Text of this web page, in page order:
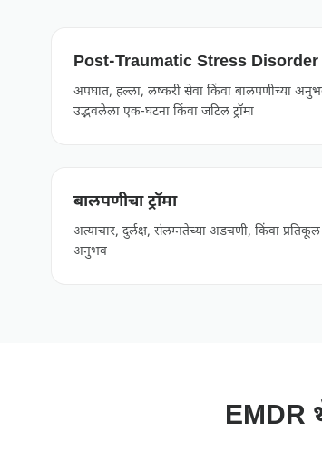
Post-Traumatic Stress Disorder
अपघात, हल्ला, लष्करी सेवा किंवा बालपणीच्या
उद्भवलेला एक-घटना किंवा जटिल ट्रॉमा
बालपणीचा ट्रॉमा
अत्याचार, दुर्लक्ष, संलग्नतेच्या अडचणी, किंवा
अनुभव
EMDR